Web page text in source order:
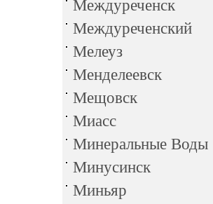
Междуреченск
Междуреченский
Мелеуз
Менделеевск
Мещовск
Миасс
Минеральные Воды
Минусинск
Миньяр